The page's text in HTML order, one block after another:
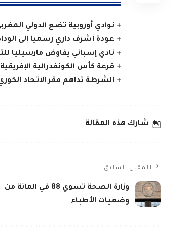
نوادي أوروبية تضع الدولي
عودة أشرف داري رسميا إلى
نادي إسباني يفاوض مارسيليا
قرعة كأس الكونفدرالية
الشرطة تداهم مقر الاتحاد
شارك هذه المقالة
المقال السابق
وزارة الصحة تسوي 88 في المائة من
وضعيات الأطباء